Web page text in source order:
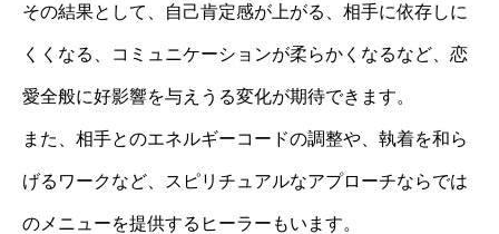
その結果として、自己肯定感が上がる、相手に依存しに
くくなる、コミュニケーションが柔らかくなるなど、恋
愛全般に好影響を与えうる変化が期待できます。
また、相手とのエネルギーコードの調整や、執着を和ら
げるワークなど、スピリチュアルなアプローチならでは
のメニューを提供するヒーラーもいます。